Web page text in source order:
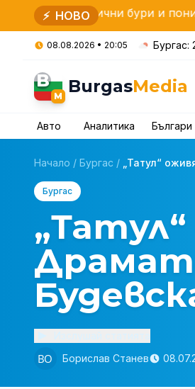
⚡ НОВО
бури и понижение на
08.08.2026 • 20:05 Бургас:
B
M BurgasMedia
Авто Аналитика Българи
Начало / Бургас / „Татул“
Бургас
Борислав Станев